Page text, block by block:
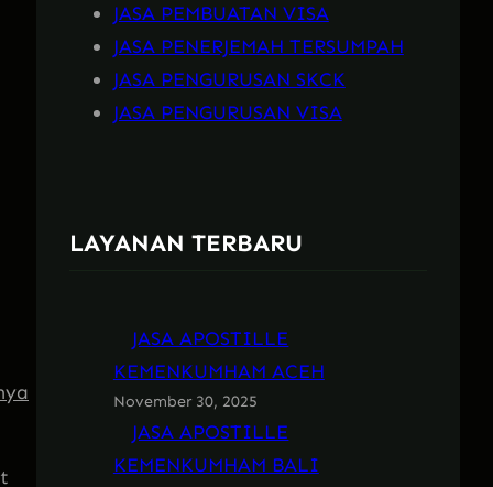
JASA PEMBUATAN VISA
JASA PENERJEMAH TERSUMPAH
JASA PENGURUSAN SKCK
JASA PENGURUSAN VISA
LAYANAN TERBARU
JASA APOSTILLE
KEMENKUMHAM ACEH
November 30, 2025
JASA APOSTILLE
KEMENKUMHAM BALI